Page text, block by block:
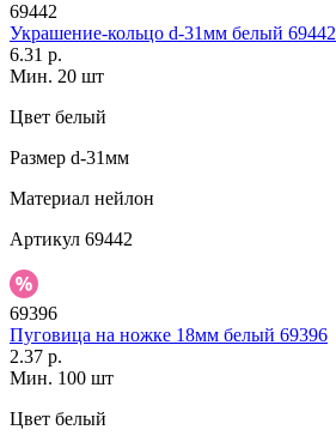
69442
Украшение-кольцо d-31мм белый 69442
6.31 р.
Мин. 20 шт
Цвет белый
Размер d-31мм
Материал нейлон
Артикул 69442
69396
Пуговица на ножке 18мм белый 69396
2.37 р.
Мин. 100 шт
Цвет белый